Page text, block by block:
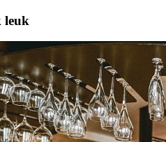
leuk